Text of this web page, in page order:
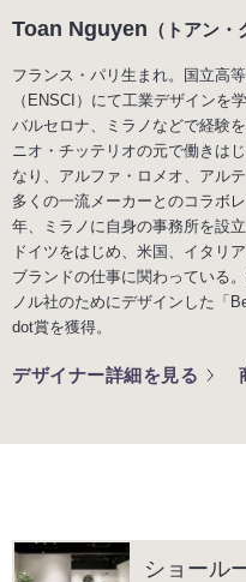
Toan Nguyen （トアン・
フランス・パリ生まれ。国立高
（ENSCI）にて工業デザインを
バルセロナ、ミラノなどで経験
ニオ・チッテリオの元で働きは
なり、アルファ・ロメオ、アル
多くの一流メーカーとのコラボ
年、ミラノに自身の事務所を設
ドイツをはじめ、米国、イタリ
ブランドの仕事に関わっている
ノル社のためにデザインした「
dot賞を獲得。
デザイナー詳細を見る
ショール